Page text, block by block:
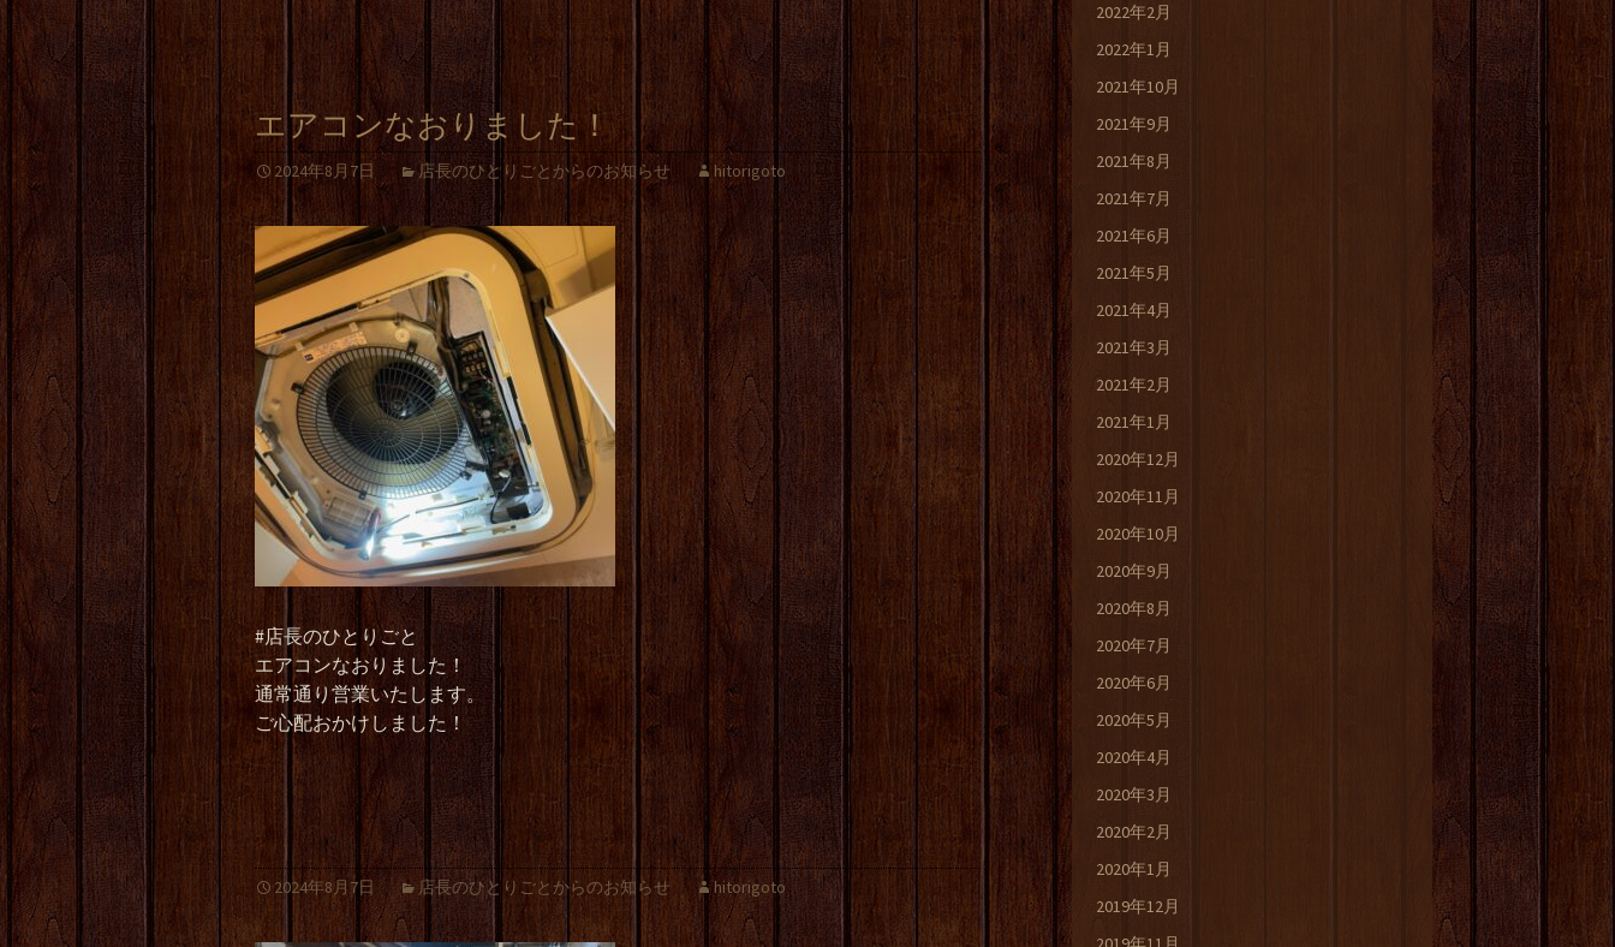
エアコンなおりました！
2024年8月7日 店長のひとりごとからのお知らせ hitorigoto
#店長のひとりごと
エアコンなおりました！
通常通り営業いたします。
ご心配おかけしました！
2024年8月7日 店長のひとりごとからのお知らせ hitorigoto
2022年2月
2022年1月
2021年10月
2021年9月
2021年8月
2021年7月
2021年6月
2021年5月
2021年4月
2021年3月
2021年2月
2021年1月
2020年12月
2020年11月
2020年10月
2020年9月
2020年8月
2020年7月
2020年6月
2020年5月
2020年4月
2020年3月
2020年2月
2020年1月
2019年12月